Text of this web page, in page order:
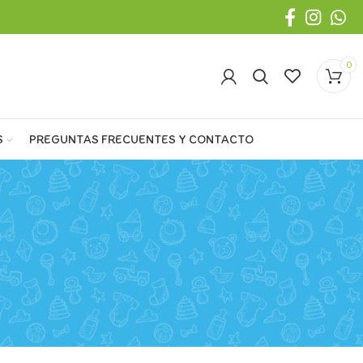
0
PREGUNTAS FRECUENTES Y CONTACTO